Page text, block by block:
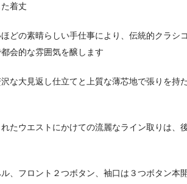
着丈
ほどの素晴らしい手仕事により、伝統的クラシ
会的な雰囲気を醸します
な大見返し仕立てと上質な薄芯地で張りを持
たウエストにかけての流麗なライン取りは、
、フロント２つボタン、袖口は３つボタン本